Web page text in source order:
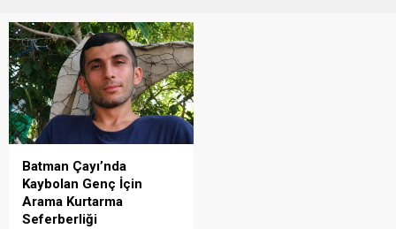
Batman Çayı’nda
Kaybolan Genç İçin
Arama Kurtarma
Seferberliği